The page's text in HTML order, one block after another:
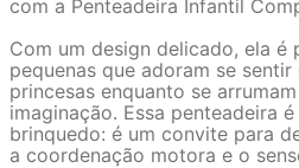
com a Penteadeira Infantil
Com um design delicado, ela é
pequenas que adoram se
princesas enquanto se
imaginação. Essa penteadeira
brinquedo: é um convite para
a coordenação motora e o